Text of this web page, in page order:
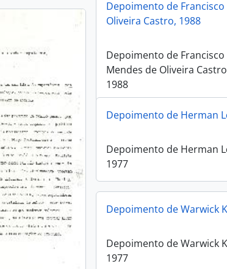
Depoimento de
Oliveira Castro, 1988
Depoimento de Francisco
Mendes de Oliveira
1988
Depoimento de Herman
Depoimento de Herman
1977
Depoimento de Warwick
Depoimento de Warwick
1977